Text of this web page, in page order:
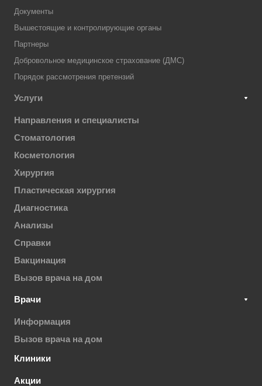
Документы
Вышестоящие и контролирующие органы
Партнеры
Добровольное медицинское страхование (ДМС)
Порядок рассмотрения претензий
Услуги
Направления и специалисты
Стоматология
Косметология
Хирургия
Пластическая хирургия
Диагностика
Анализы
Справки
Вакцинация
Вызов врача на дом
Врачи
Информация
Вызов врача на дом
Клиники
Акции